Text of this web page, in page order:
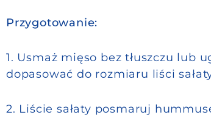
Przygotowanie:
1. Usmaż mięso bez tłuszczu lub
dopasować do rozmiaru liści
2. Liście sałaty posmaruj